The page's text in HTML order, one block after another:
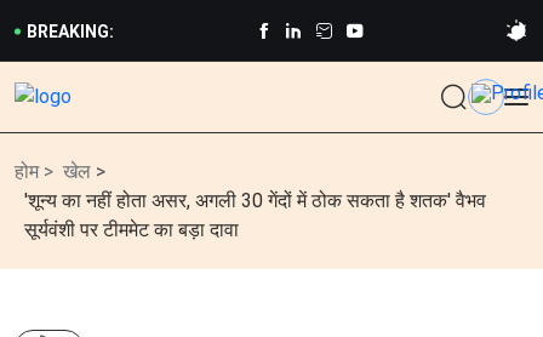
BREAKING:
होम > खेल >
'शून्य का नहीं होता असर, अगली 30 गेंदों में ठोक सकता है शतक' वैभव
सूर्यवंशी पर टीममेट का बड़ा दावा